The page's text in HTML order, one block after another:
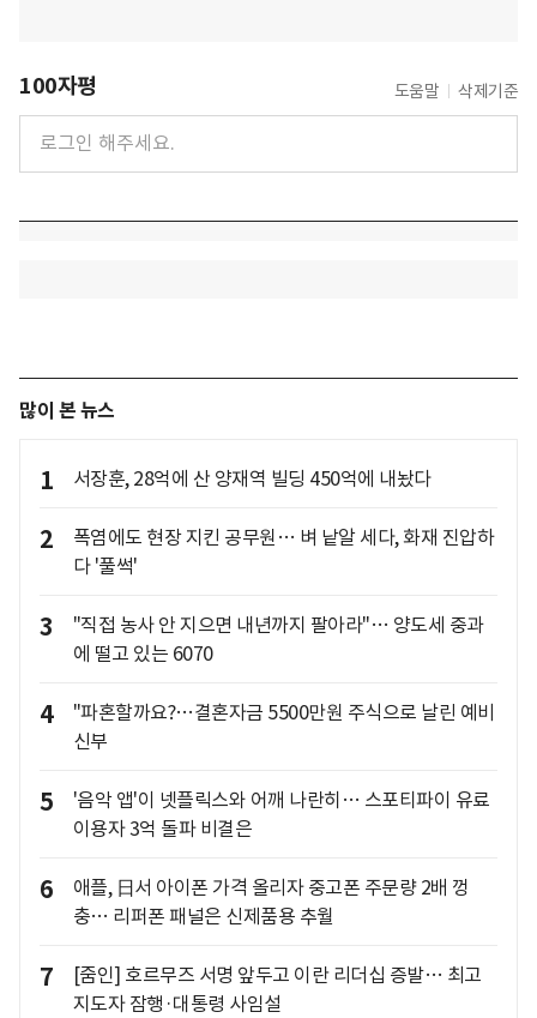
100자평 도움말 삭제기준
많이 본 뉴스
1 서장훈, 28억에 산 양재역 빌딩 450억에 내놨다
2
폭염에도 현장 지킨 공무원… 벼 낱알 세다, 화재 진압하
다 '풀썩'
3
"직접 농사 안 지으면 내년까지 팔아라"… 양도세 중과
에 떨고 있는 6070
4
"파혼할까요?…결혼자금 5500만원 주식으로 날린 예비
신부
5
'음악 앱'이 넷플릭스와 어깨 나란히… 스포티파이 유료
이용자 3억 돌파 비결은
6
애플, 日서 아이폰 가격 올리자 중고폰 주문량 2배 껑
충… 리퍼폰 패널은 신제품용 추월
7
[줌인] 호르무즈 서명 앞두고 이란 리더십 증발… 최고
지도자 잠행·대통령 사임설